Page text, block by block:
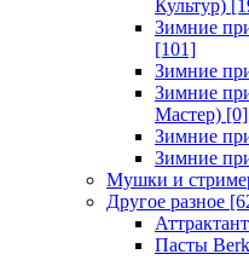
Культур)
Зимние
[101]
Зимние
Зимние
Мастер) [0]
Зимние
Зимние
Мушки и
Другое разное
Пасты